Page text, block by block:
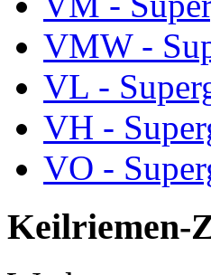
VMW -
VL -
VH -
VO -
Keilriemen-